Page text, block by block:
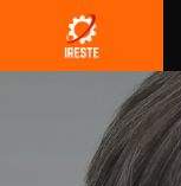
contenu